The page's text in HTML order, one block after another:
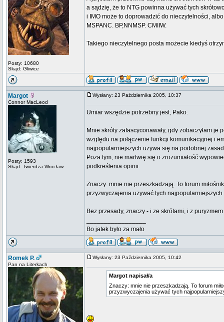
Posty: 10680
Skąd: Gliwice
a sądzię, że to NTG powinna używać tych
i IMO może to doprowadzić do nieczytelności,
MSPANC. BP,NNMSP. CMIIW.
Takiego nieczytelnego posta możecie kiedyś
Margot
Connor MacLeod
Posty: 1593
Skąd: Twierdza Wrocław
Wysłany: 23 Października 2005, 10:37
Umiar wszędzie potrzebny jest, Pako.
Mnie skróty zafascyconawały, gdy zobaczyłam
względu na połączenie funkcji komunikacyjnej i
najpopularniejszych używa się na podobnej
Poza tym, nie martwię się o zrozumiałość
podkreślenia opinii.
Znaczy: mnie nie przeszkadzają. To forum
przyzwyczajenia używać tych najpopularniejszych
Bez przesady, znaczy - i ze skrótami, i z puryzmem
Bo jatek było za mało
Romek P.
Pan na Literkach
Wysłany: 23 Października 2005, 10:42
Margot napisał/a
Znaczy: mnie nie przeszkadzają. To forum
przyzwyczajenia używać tych